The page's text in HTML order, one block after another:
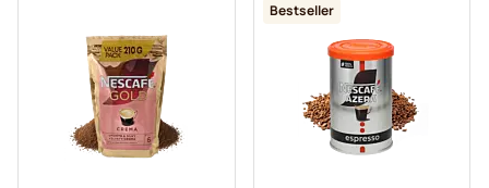
Bestseller